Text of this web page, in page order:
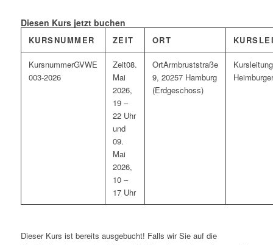
Diesen Kurs jetzt buchen
KURSNUMMER ZEIT ORT
GVWE
003-2026
08.
Mai
2026,
19 –
22 Uhr
und
09.
Mai
2026,
10 –
17 Uhr
Armbruststraße
9, 20257 Hamburg
(Erdgeschoss)
Heimburger
Dieser Kurs ist bereits ausgebucht! Falls wir Sie auf die